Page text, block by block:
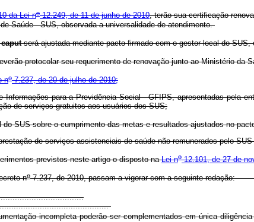
da Lei no12.249, de 11 de junho de 2010, terão sua certificação
Saúde - SUS, observada a universalidade de atendimento.
caputserá ajustada mediante pacto firmado com o gestor local do
protocolar seu requerimento de renovação junto ao Ministério da
no7.237, de 20 de julho de 2010;
para a Previdência Social - GFIPS, apresentadas pela
de serviços gratuitos aos usuários dos SUS;
SUS sobre o cumprimento das metas e resultados ajustados no
de serviços assistenciais de saúde não remunerados pelo
previstos neste artigo o disposto naLei no12.101, de 27 de
no7.237, de 2010, passam a vigorar com a seguinte redação:
incompleta poderão ser complementados em única